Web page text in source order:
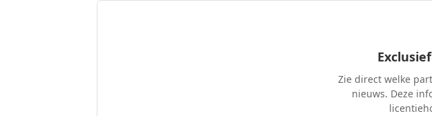
Zie direct welke
nieuws. Deze